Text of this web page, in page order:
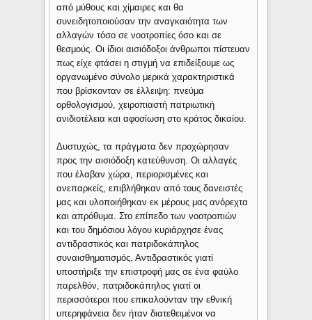
από μύθους και χίμαιρες και θα
συνειδητοποιούσαν την αναγκαιότητα των
αλλαγών τόσο σε νοοτροπίες όσο και σε
θεσμούς. Οι ίδιοι αισιόδοξοι άνθρωποι πίστευαν
πως είχε φτάσει η στιγμή να επιδείξουμε ως
οργανωμένο σύνολο μερικά χαρακτηριστικά
που βρίσκονταν σε έλλειψη: πνεύμα
ορθολογισμού, χειροπιαστή πατριωτική
ανιδιοτέλεια και αφοσίωση στο κράτος δικαίου.
Δυστυχώς, τα πράγματα δεν προχώρησαν
προς την αισιόδοξη κατεύθυνση. Οι αλλαγές
που έλαβαν χώρα, περιορισμένες και
ανεπαρκείς, επιβλήθηκαν από τους δανειστές
μας και υλοποιήθηκαν εκ μέρους μας ανόρεχτα
και απρόθυμα. Στο επίπεδο των νοοτροπιών
και του δημόσιου λόγου κυριάρχησε ένας
αντιδραστικός και πατριδοκάπηλος
συναισθηματισμός. Αντιδραστικός γιατί
υποστήριξε την επιστροφή μας σε ένα φαύλο
παρελθόν, πατριδοκάπηλος γιατί οι
περισσότεροι που επικαλούνταν την εθνική
υπερηφάνεια δεν ήταν διατεθειμένοι να